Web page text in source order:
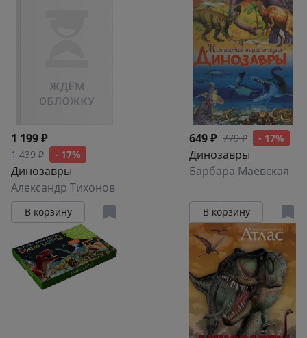
1 199 ₽
1 439 ₽ - 17%
Динозавры
Александр Тихонов
В корзину
649 ₽ 779 ₽ - 17%
Динозавры
Барбара Маевская
В корзину